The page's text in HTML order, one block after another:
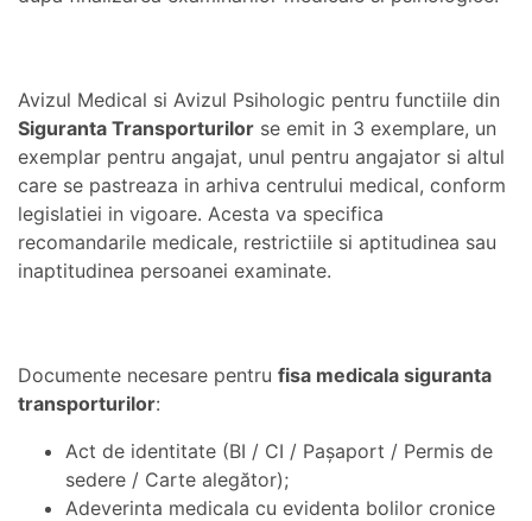
Avizul Medical si Avizul Psihologic pentru functiile din
Siguranta Transporturilor se emit in 3 exemplare, un
exemplar pentru angajat, unul pentru angajator si altul
care se pastreaza in arhiva centrului medical, conform
legislatiei in vigoare. Acesta va specifica
recomandarile medicale, restrictiile si aptitudinea sau
inaptitudinea persoanei examinate.
Documente necesare pentru fisa medicala siguranta
transporturilor:
Act de identitate (BI / CI / Pașaport / Permis de
sedere / Carte alegător);
Adeverinta medicala cu evidenta bolilor cronice